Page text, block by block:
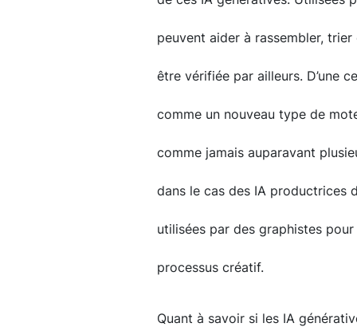
peuvent aider à rassembler,
être vérifiée par ailleurs. D’une
comme un nouveau type de
comme jamais auparavant
dans le cas des IA productrices
utilisées par des graphistes
processus créatif.
Quant à savoir si les IA